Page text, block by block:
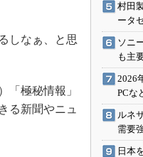
しなぁ、と思
極秘情報」
る新聞やニュ
村田
ータ
ソニ
も主
2026
PCな
ルネ
需要
日本